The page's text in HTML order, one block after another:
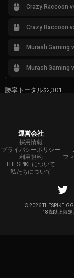
Crazy Raccoon
Crazy Raccoon
Murash Gaming
Murash Gaming
勝率トータル$2,301
運営会社
採用情報
プライバシーポリシー
利用規約
THESPIKEについて
私たちについて
フ
©2026
18歳以上限